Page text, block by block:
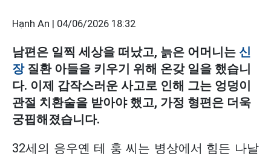
Hạnh An | 04/06/2026 18:32
남편은 일찍 세상을 떠났고, 늙은 어머니는 신
장질환 아들을 키우기 위해 온갖 일을 했습니
다. 이제 갑작스러운 사고로 인해 그는 엉덩이
관절 치환술을 받아야 했고, 가정 형편은 더욱
궁핍해졌습니다.
32세의 응우옌 테 훙 씨는 병상에서 힘든 나날